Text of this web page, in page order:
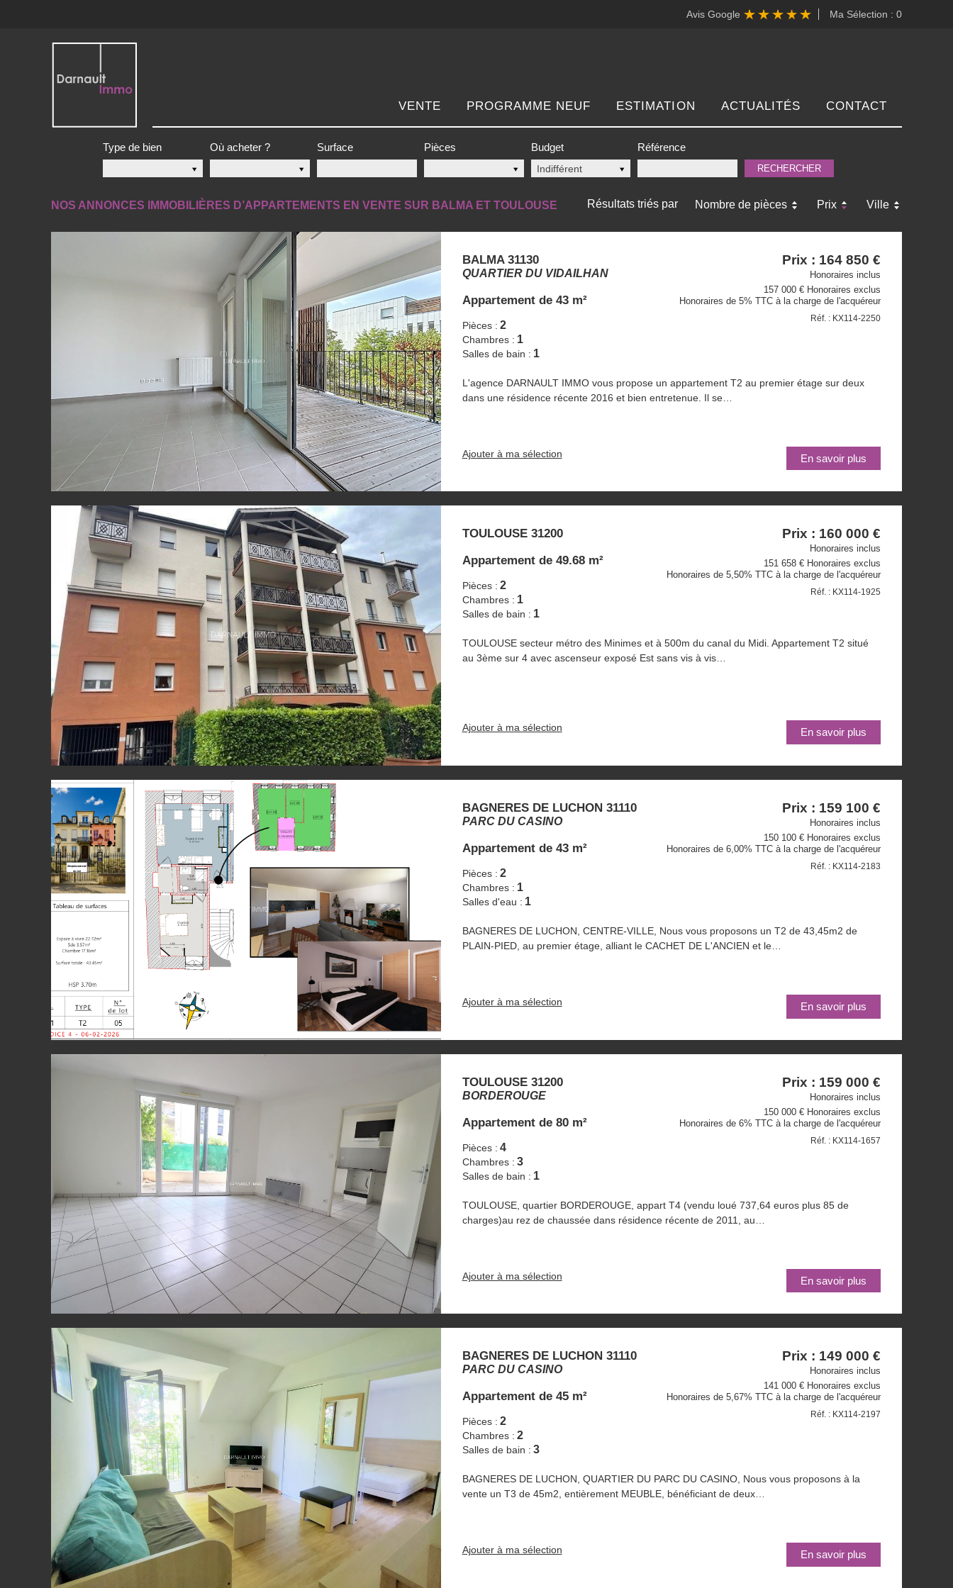
Avis Google Ma Sélection : 0
VENTE PROGRAMME NEUF ESTIMATION ACTUALITÉS CONTACT
Type de bien Où acheter ? Surface Pièces Budget
Indifférent
Référence
Résultats triés par Nombre de pièces Prix Ville
NOS ANNONCES IMMOBILIÈRES D’APPARTEMENTS EN VENTE SUR BALMA ET TOULOUSE
Prix : 164 850 €
Honoraires inclus
157 000 € Honoraires exclus
Honoraires de 5% TTC à la charge de l'acquéreur
Réf. : KX114-2250
BALMA 31130
QUARTIER DU VIDAILHAN
Appartementde 43 m²
Pièces : 2
Chambres : 1
Salles de bain : 1
L'agence DARNAULT IMMO vous propose un appartement T2 au premier étage sur deux
dans une résidence récente 2016 et bien entretenue. Il se…
Ajouter à ma sélection En savoir plus
Prix : 160 000 €
Honoraires inclus
151 658 € Honoraires exclus
Honoraires de 5,50% TTC à la charge de l'acquéreur
Réf. : KX114-1925
TOULOUSE 31200
Appartementde 49.68 m²
Pièces : 2
Chambres : 1
Salles de bain : 1
TOULOUSE secteur métro des Minimes et à 500m du canal du Midi. Appartement T2 situé
au 3ème sur 4 avec ascenseur exposé Est sans vis à vis…
Ajouter à ma sélection En savoir plus
Prix : 159 100 €
Honoraires inclus
150 100 € Honoraires exclus
Honoraires de 6,00% TTC à la charge de l'acquéreur
Réf. : KX114-2183
BAGNERES DE LUCHON 31110
PARC DU CASINO
Appartementde 43 m²
Pièces : 2
Chambres : 1
Salles d'eau : 1
BAGNERES DE LUCHON, CENTRE-VILLE, Nous vous proposons un T2 de 43,45m2 de
PLAIN-PIED, au premier étage, alliant le CACHET DE L'ANCIEN et le…
Ajouter à ma sélection En savoir plus
Prix : 159 000 €
Honoraires inclus
150 000 € Honoraires exclus
Honoraires de 6% TTC à la charge de l'acquéreur
Réf. : KX114-1657
TOULOUSE 31200
BORDEROUGE
Appartementde 80 m²
Pièces : 4
Chambres : 3
Salles de bain : 1
TOULOUSE, quartier BORDEROUGE, appart T4 (vendu loué 737,64 euros plus 85 de
charges)au rez de chaussée dans résidence récente de 2011, au…
Ajouter à ma sélection En savoir plus
Prix : 149 000 €
Honoraires inclus
141 000 € Honoraires exclus
Honoraires de 5,67% TTC à la charge de l'acquéreur
Réf. : KX114-2197
BAGNERES DE LUCHON 31110
PARC DU CASINO
Appartementde 45 m²
Pièces : 2
Chambres : 2
Salles de bain : 3
BAGNERES DE LUCHON, QUARTIER DU PARC DU CASINO, Nous vous proposons à la
vente un T3 de 45m2, entièrement MEUBLE, bénéficiant de deux…
Ajouter à ma sélection En savoir plus